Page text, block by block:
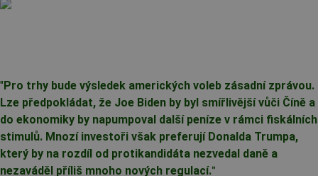
" Pro trhy bude výsledek amerických voleb zásadní zprávou.
Lze předpokládat, že Joe Biden by byl smířlivější vůči Číně a
do ekonomiky by napumpoval další peníze v rámci fiskálních
stimulů. Mnozí investoři však preferují Donalda Trumpa,
který by na rozdíl od protikandidáta nezvedal daně a
nezaváděl příliš mnoho nových regulací."